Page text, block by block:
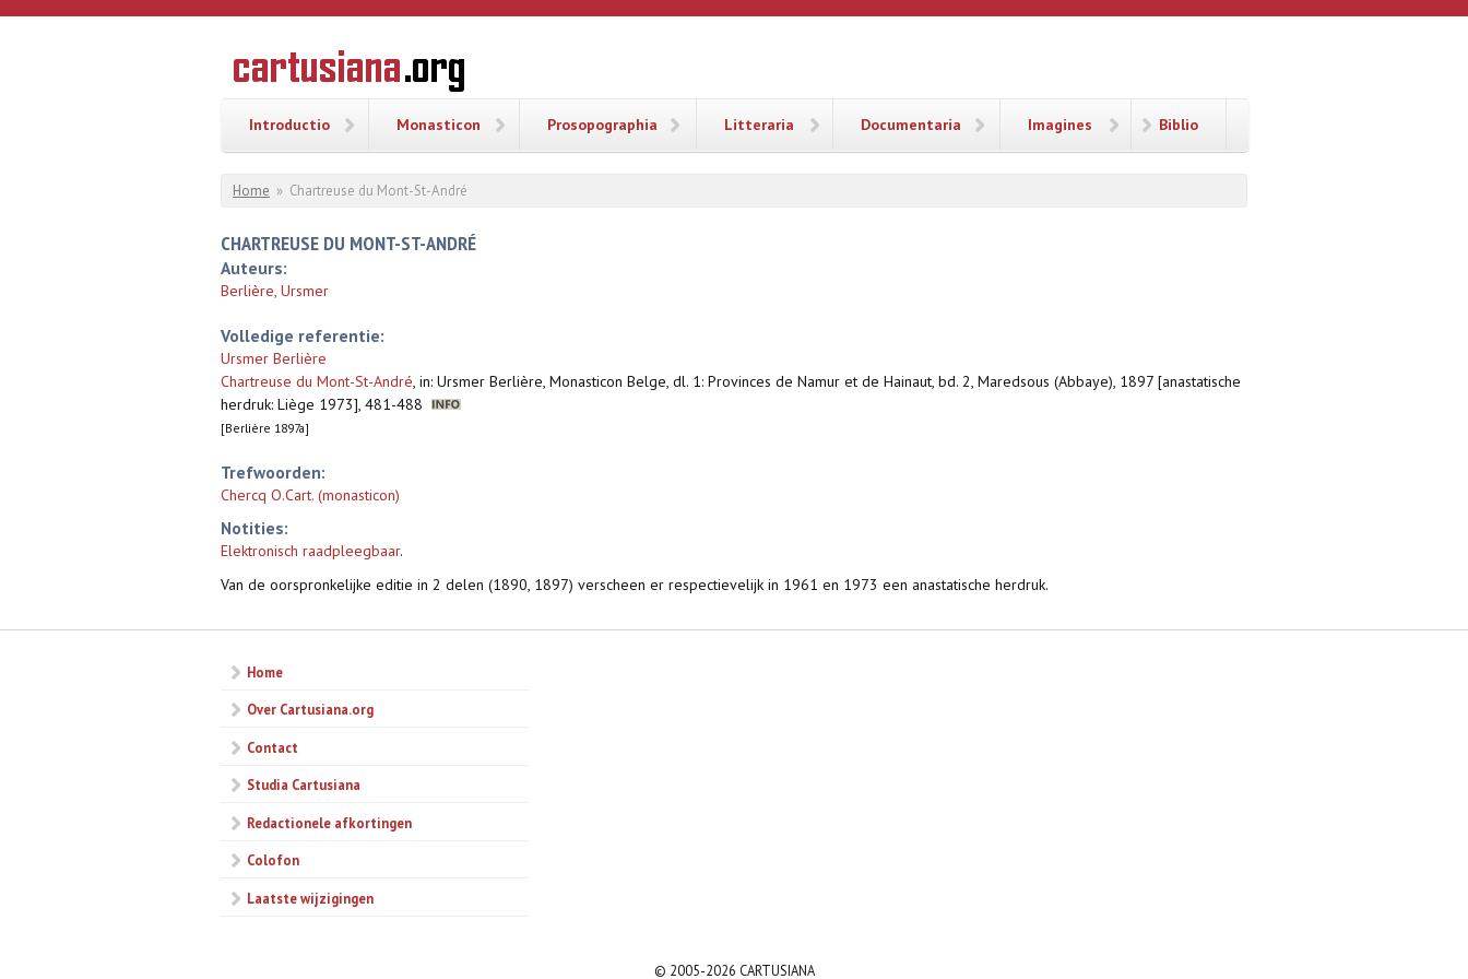
Overslaan en naar de inhoud gaan
CARTUSIANA
Geschiedenis
van de
Introductio Monasticon Prosopographia Litteraria Documentaria Imagines Biblio
U bent hier
Home » Chartreuse du Mont-St-André
CHARTREUSE DU MONT-ST-ANDRÉ
Auteurs:
Berlière, Ursmer
Volledige referentie:
Ursmer Berlière
Chartreuse du Mont-St-André, in: Ursmer Berlière, Monasticon Belge, dl. 1: Provinces de Namur et de Hainaut, bd. 2, Maredsous (Abbaye), 1897 [anastatische
herdruk: Liège 1973], 481-488
[Berlière 1897a]
Trefwoorden:
Chercq O.Cart. (monasticon)
Notities:
Elektronisch raadpleegbaar.
Van de oorspronkelijke editie in 2 delen (1890, 1897) verscheen er respectievelijk in 1961 en 1973 een anastatische herdruk.
Home
Over Cartusiana.org
Contact
Studia Cartusiana
Redactionele afkortingen
Colofon
Laatste wijzigingen
© 2005-2026 CARTUSIANA